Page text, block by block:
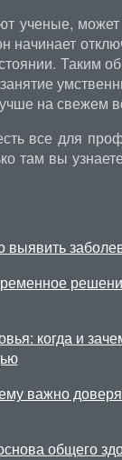
ученые,
начинает
Таким
на свежем
все для
там вы
выявить
когда и
важно
общего